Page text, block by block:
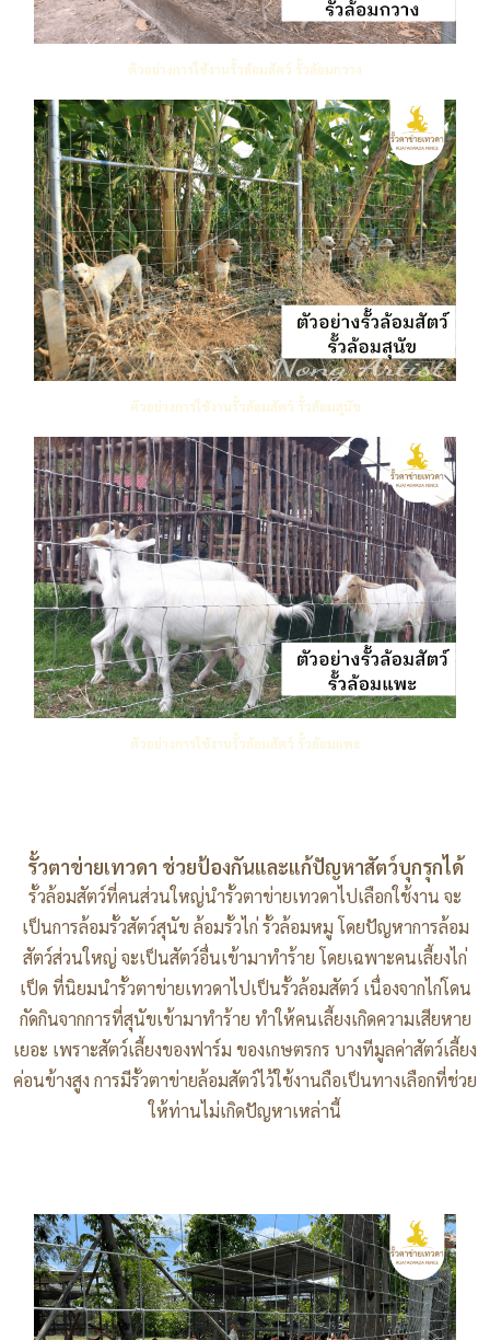
ตัวอย่างการใช้งานรั้วล้อมสัตว์ รั้วล้อมกวาง
ตัวอย่างการใช้งานรั้วล้อมสัตว์ รั้วล้อมสุนัข
ตัวอย่างการใช้งานรั้วล้อมสัตว์ รั้วล้อมแพะ
รั้วตาข่ายเทวดา ช่วยป้องกันและแก้ปัญหาสัตว์บุกรุกได้
รั้วล้อมสัตว์ที่คนส่วนใหญ่นำรั้วตาข่ายเทวดาไปเลือกใช้งาน จะ
เป็นการล้อมรั้วสัตว์สุนัข ล้อมรั้วไก่ รั้วล้อมหมู โดยปัญหาการล้อม
สัตว์ส่วนใหญ่ จะเป็นสัตว์อื่นเข้ามาทำร้าย โดยเฉพาะคนเลี้ยงไก่
เป็ด ที่นิยมนำรั้วตาข่ายเทวดาไปเป็นรั้วล้อมสัตว์ เนื่องจากไก่โดน
กัดกินจากการที่สุนัขเข้ามาทำร้าย ทำให้คนเลี้ยงเกิดความเสียหาย
เยอะ เพราะสัตว์เลี้ยงของฟาร์ม ของเกษตรกร บางทีมูลค่าสัตว์เลี้ยง
ค่อนข้างสูง การมีรั้วตาข่ายล้อมสัตว์ไว้ใช้งานถือเป็นทางเลือกที่ช่วย
ให้ท่านไม่เกิดปัญหาเหล่านี้